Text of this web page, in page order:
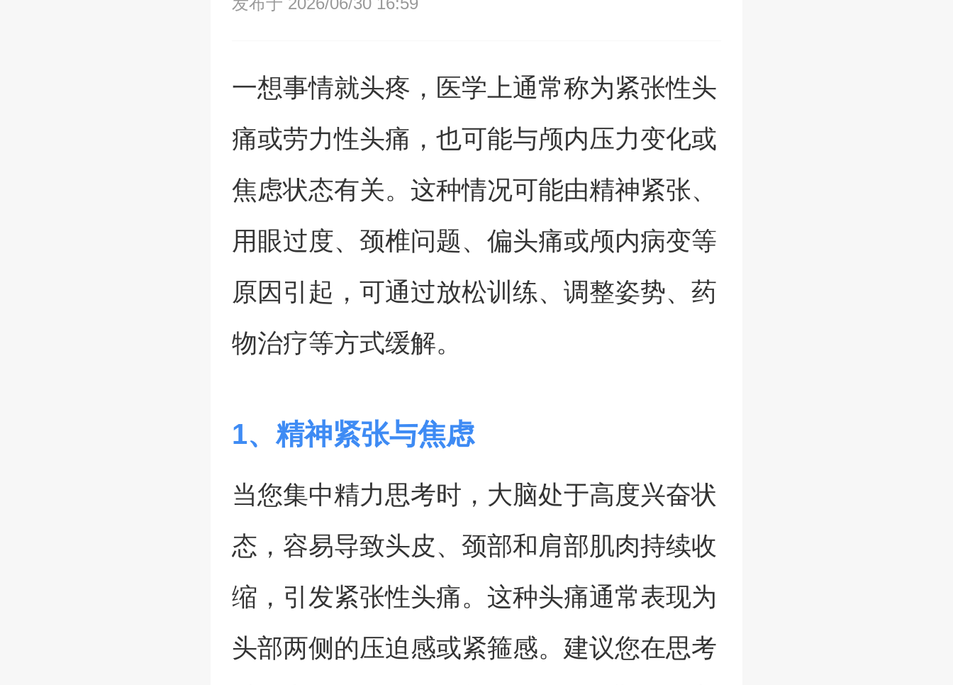
一想事情就头疼，医学上通常称为紧张性头
痛或劳力性头痛，也可能与颅内压力变化或
焦虑状态有关。这种情况可能由精神紧张、
用眼过度、颈椎问题、偏头痛或颅内病变等
原因引起，可通过放松训练、调整姿势、药
物治疗等方式缓解。
1、精神紧张与焦虑
当您集中精力思考时，大脑处于高度兴奋状
态，容易导致头皮、颈部和肩部肌肉持续收
缩，引发紧张性头痛。这种头痛通常表现为
头部两侧的压迫感或紧箍感。建议您在思考